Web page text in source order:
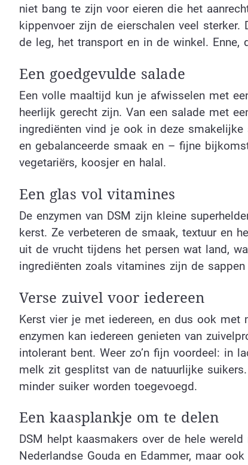
niet bang te zijn voor eieren die het
kippenvoer zijn de eierschalen veel
de leg, het transport en in de winkel.
Een goedgevulde salade
Een volle maaltijd kun je afwisselen met
heerlijk gerecht zijn. Van een salade met
ingrediënten vind je ook in deze
en gebalanceerde smaak en – fijne
vegetariërs, koosjer en halal.
Een glas vol vitamines
De enzymen van DSM zijn kleine
kerst. Ze verbeteren de smaak, textuur en
uit de vrucht tijdens het persen wat land,
ingrediënten zoals vitamines zijn de
Verse zuivel voor iedereen
Kerst vier je met iedereen, en dus ook
enzymen kan iedereen genieten van
intolerant bent. Weer zo’n fijn voordeel: in
melk zit gesplitst van de natuurlijke
minder suiker worden toegevoegd.
Een kaasplankje om te delen
DSM helpt kaasmakers over de hele
Nederlandse Gouda en Edammer, maar